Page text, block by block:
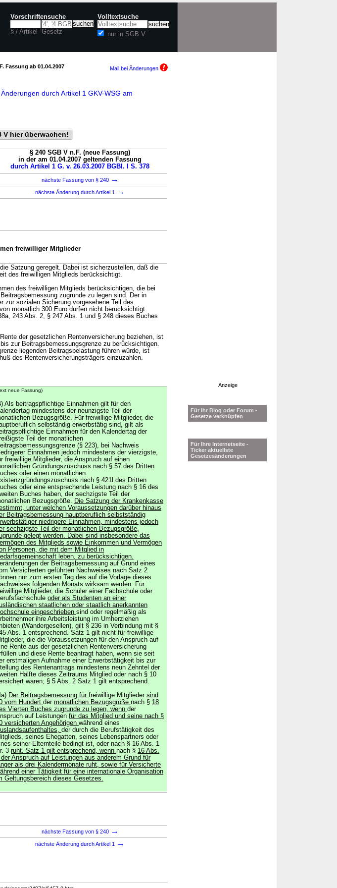
Vorschriftensuche
§ / Artikel Gesetz
Volltextsuche
nur in SGB V
Fassung ab 01.04.2007 Mail bei Änderungen
durch Artikel 1 GKV-WSG am
V hier überwachen!
§ 240 SGB V n.F. (neue Fassung)
in der am 01.04.2007 geltenden Fassung
durch Artikel 1 G. v. 26.03.2007 BGBl. I S. 378
nächste Fassung von § 240 →
nächste Änderung durch Artikel 1 →
freiwilliger Mitglieder
Satzung geregelt. Dabei ist sicherzustellen, daß die
des freiwilligen Mitglieds berücksichtigt.
des freiwilligen Mitglieds berücksichtigen, die bei
zugrunde zu legen sind. Der in
zur sozialen Sicherung vorgesehene Teil des
monatlich 300 Euro dürfen nicht berücksichtigt
243 Abs. 2, § 247 Abs. 1 und § 248 dieses Buches
der gesetzlichen Rentenversicherung beziehen, ist
zur Beitragsbemessungsgrenze zu berücksichtigen.
liegenden Beitragsbelastung führen würde, ist
des Rentenversicherungsträgers einzuzahlen.
neue Fassung)
Als beitragspflichtige Einnahmen gilt für den
mindestens der neunzigste Teil der
Bezugsgröße. Für freiwillige Mitglieder, die
selbständig erwerbstätig sind, gilt als
Einnahmen für den Kalendertag der
Teil der monatlichen
(§ 223), bei Nachweis
Einnahmen jedoch mindestens der vierzigste,
freiwillige Mitglieder, die Anspruch auf einen
Gründungszuschuss nach § 57 des Dritten
oder einen monatlichen
nach § 421l des Dritten
oder eine entsprechende Leistung nach § 16 des
Buches haben, der sechzigste Teil der
Bezugsgröße. Die Satzung der Krankenkasse
unter welchen Voraussetzungen darüber hinaus
Beitragsbemessung hauptberuflich selbstständig
niedrigere Einnahmen, mindestens jedoch
sechzigste Teil der monatlichen Bezugsgröße,
gelegt werden. Dabei sind insbesondere das
des Mitglieds sowie Einkommen und Vermögen
Personen, die mit dem Mitglied in
leben, zu berücksichtigen.
der Beitragsbemessung auf Grund eines
Versicherten geführten Nachweises nach Satz 2
nur zum ersten Tag des auf die Vorlage dieses
folgenden Monats wirksam werden. Für
Mitglieder, die Schüler einer Fachschule oder
oder als Studenten an einer
staatlichen oder staatlich anerkannten
eingeschrieben sind oder regelmäßig als
ihre Arbeitsleistung im Umherziehen
(Wandergesellen), gilt § 236 in Verbindung mit §
Abs. 1 entsprechend. Satz 1 gilt nicht für freiwillige
die die Voraussetzungen für den Anspruch auf
Rente aus der gesetzlichen Rentenversicherung
und diese Rente beantragt haben, wenn sie seit
erstmaligen Aufnahme einer Erwerbstätigkeit bis zur
des Rentenantrags mindestens neun Zehntel der
Hälfte dieses Zeitraums Mitglied oder nach § 10
waren; § 5 Abs. 2 Satz 1 gilt entsprechend.
Der Beitragsbemessung für freiwillige Mitglieder sind
vom Hundert der monatlichen Bezugsgröße nach § 18
Vierten Buches zugrunde zu legen, wenn der
auf Leistungen für das Mitglied und seine nach §
versicherten Angehörigen während eines
der durch die Berufstätigkeit des
seines Ehegatten, seines Lebenspartners oder
seiner Elternteile bedingt ist, oder nach § 16 Abs. 1
3 ruht. Satz 1 gilt entsprechend, wenn nach § 16 Abs.
der Anspruch auf Leistungen aus anderem Grund für
als drei Kalendermonate ruht, sowie für Versicherte
einer Tätigkeit für eine internationale Organisation
Geltungsbereich dieses Gesetzes.
nächste Fassung von § 240 →
nächste Änderung durch Artikel 1 →
Anzeige
Für Ihr Blog oder Forum -
Gesetze verknüpfen
Für Ihre Internetseite -
Ticker aktuellste
Gesetzesänderungen